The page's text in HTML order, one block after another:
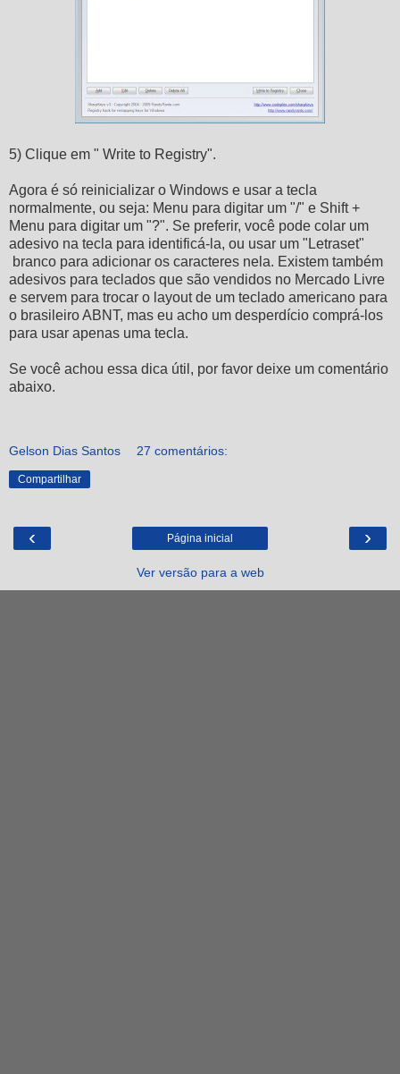
5) Clique em " Write to Registry".
Agora é só reinicializar o Windows e usar a tecla
normalmente, ou seja: Menu para digitar um "/" e Shift +
Menu para digitar um "?". Se preferir, você pode colar um
adesivo na tecla para identificá-la, ou usar um "Letraset"
branco para adicionar os caracteres nela. Existem também
adesivos para teclados que são vendidos no Mercado Livre
e servem para trocar o layout de um teclado americano para
o brasileiro ABNT, mas eu acho um desperdício comprá-los
para usar apenas uma tecla.
Se você achou essa dica útil, por favor deixe um comentário
abaixo.
Gelson Dias Santos 27 comentários:
Compartilhar
‹ ›
Página inicial
Ver versão para a web